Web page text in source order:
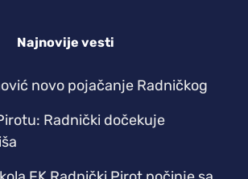
Najnovije vesti
novo pojačanje Radničkog
Radnički dočekuje